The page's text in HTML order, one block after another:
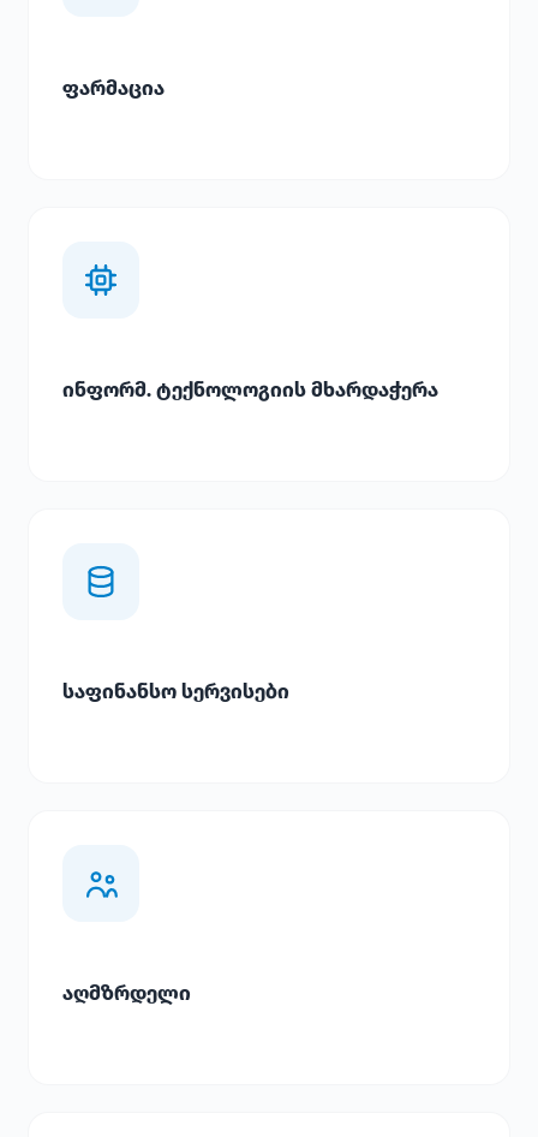
ფარმაცია
ინფორმ. ტექნოლოგიის მხარდაჭერა
საფინანსო სერვისები
აღმზრდელი